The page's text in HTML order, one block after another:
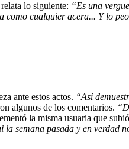
lo siguiente: “Es una
cualquier acera... Y lo
ante estos actos. “Así
algunos de los comentarios.
la misma usuaria que
la semana pasada y en verdad